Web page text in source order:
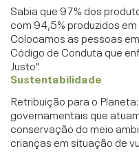
Sabia que 97% dos
com 94,5% produzidos
Colocamos as pessoas
Código de Conduta que
Justo".
Sustentabilidade
Retribuição para o
governamentais que
conservação do meio
crianças em situação de